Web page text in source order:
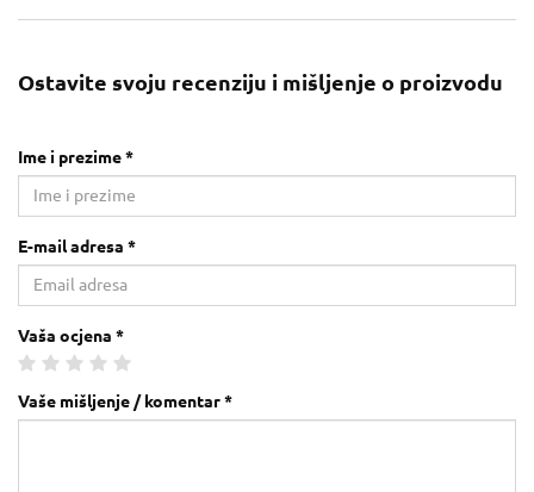
Ostavite svoju recenziju i mišljenje o proizvodu
Ime i prezime *
E-mail adresa *
Vaša ocjena *
Vaše mišljenje / komentar *